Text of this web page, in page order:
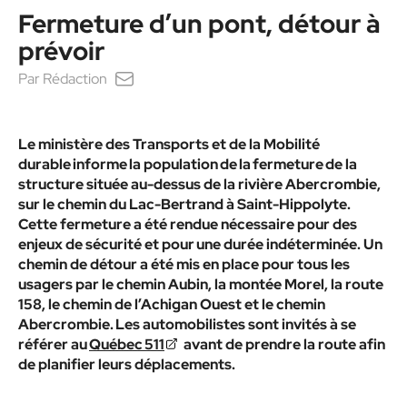
Fermeture d’un pont, détour à
prévoir
Par Rédaction
Le ministère des Transports et de la Mobilité
durable informe la population de la fermeture de la
structure située au-dessus de la rivière Abercrombie,
sur le chemin du Lac-Bertrand à Saint-Hippolyte.
Cette fermeture a été rendue nécessaire pour des
enjeux de sécurité et pour une durée indéterminée. Un
chemin de détour a été mis en place pour tous les
usagers par le chemin Aubin, la montée Morel, la route
158, le chemin de l’Achigan Ouest et le chemin
Abercrombie. Les automobilistes sont invités à se
référer auQuébec 511
avant de prendre la route afin
de planifier leurs déplacements.